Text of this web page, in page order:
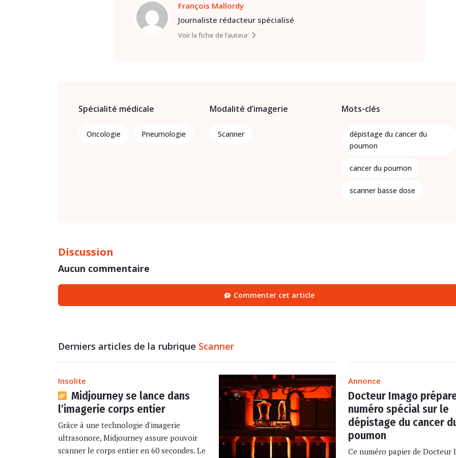
François Mallordy
Journaliste rédacteur spécialisé
Voir la fiche de l’auteur
Spécialité médicale
Oncologie Pneumologie
Modalité d’imagerie
Scanner
Mots-clés
dépistage du cancer du
poumon
cancer du poumon
scanner basse dose
Discussion
Aucun commentaire
Commenter cet article
Derniers articles de la rubrique Scanner
Insolite
Midjourney se lance dans
l’imagerie corps entier
Grâce à une technologie d'imagerie
ultrasonore, Midjourney assure pouvoir
scanner le corps entier en 60 secondes. Le
Annonce
Docteur Imago
numéro spécial sur le
dépistage du cancer
poumon
Ce numéro papier de Docteur